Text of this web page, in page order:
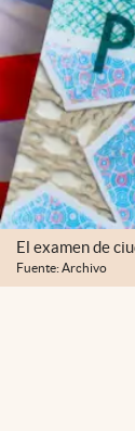
El examen de
Fuente: Archivo